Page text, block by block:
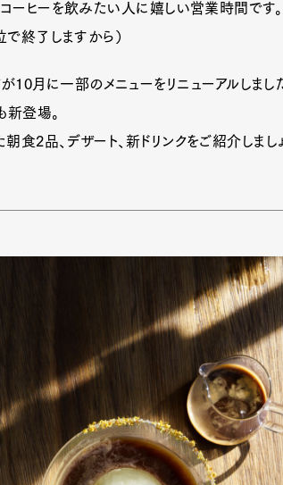
ーヒーを飲みたい人に嬉しい営業時間です。
終了しますから）
に一部のメニューをリニューアルしまし
新登場。
2品、デザート、新ドリンクをご紹介しましょ